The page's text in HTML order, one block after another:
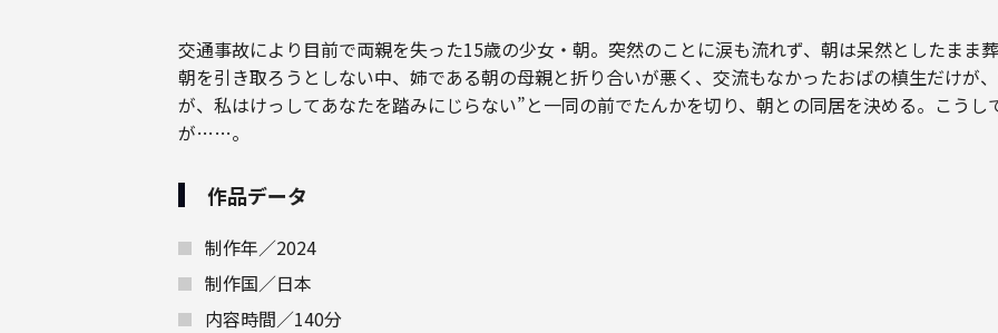
交通事故により目前で両親を失った15歳の少女・朝。突然のことに涙も流れず、朝は呆然としたまま
朝を引き取ろうとしない中、姉である朝の母親と折り合いが悪く、交流もなかったおばの槙生だけが
が、私はけっしてあなたを踏みにじらない”と一同の前でたんかを切り、朝との同居を決める。こう
が……。
作品データ
制作年／2024
制作国／日本
内容時間／140分